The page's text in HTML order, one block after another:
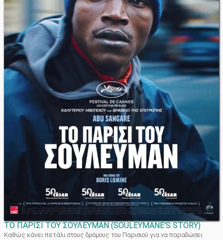
ΤΟ ΠΑΡΙΣΙ ΤΟΥ ΣΟΥΛΕΥΜΑΝ (SOULEYMANE'S STORY)
Καθώς κάνει πετάλι στους δρόμους του Παρισιού για να παραδώσει